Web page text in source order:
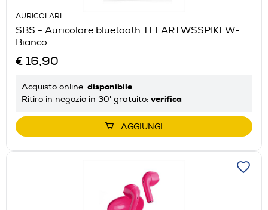
AURICOLARI
SBS - Auricolare bluetooth TEEARTWSSPIKEW-
Bianco
€ 16,90
Acquisto online: disponibile
Ritiro in negozio in 30' gratuito: verifica
AGGIUNGI